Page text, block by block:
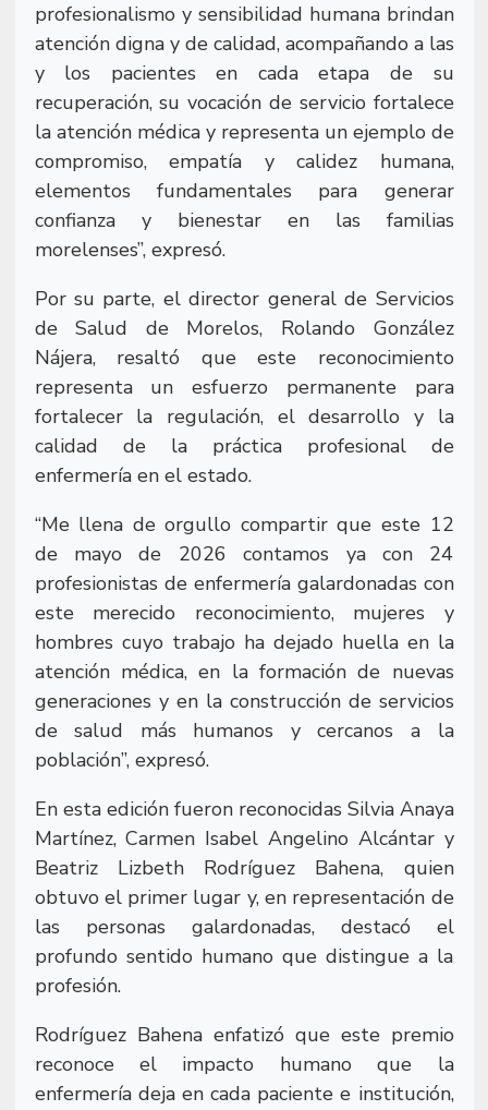
profesionalismo y sensibilidad humana brindan
atención digna y de calidad, acompañando a las
y los pacientes en cada etapa de su
recuperación, su vocación de servicio fortalece
la atención médica y representa un ejemplo de
compromiso, empatía y calidez humana,
elementos fundamentales para generar
confianza y bienestar en las familias
morelenses”, expresó.
Por su parte, el director general de Servicios
de Salud de Morelos, Rolando González
Nájera, resaltó que este reconocimiento
representa un esfuerzo permanente para
fortalecer la regulación, el desarrollo y la
calidad de la práctica profesional de
enfermería en el estado.
“Me llena de orgullo compartir que este 12
de mayo de 2026 contamos ya con 24
profesionistas de enfermería galardonadas con
este merecido reconocimiento, mujeres y
hombres cuyo trabajo ha dejado huella en la
atención médica, en la formación de nuevas
generaciones y en la construcción de servicios
de salud más humanos y cercanos a la
población”, expresó.
En esta edición fueron reconocidas Silvia Anaya
Martínez, Carmen Isabel Angelino Alcántar y
Beatriz Lizbeth Rodríguez Bahena, quien
obtuvo el primer lugar y, en representación de
las personas galardonadas, destacó el
profundo sentido humano que distingue a la
profesión.
Rodríguez Bahena enfatizó que este premio
reconoce el impacto humano que la
enfermería deja en cada paciente e institución,